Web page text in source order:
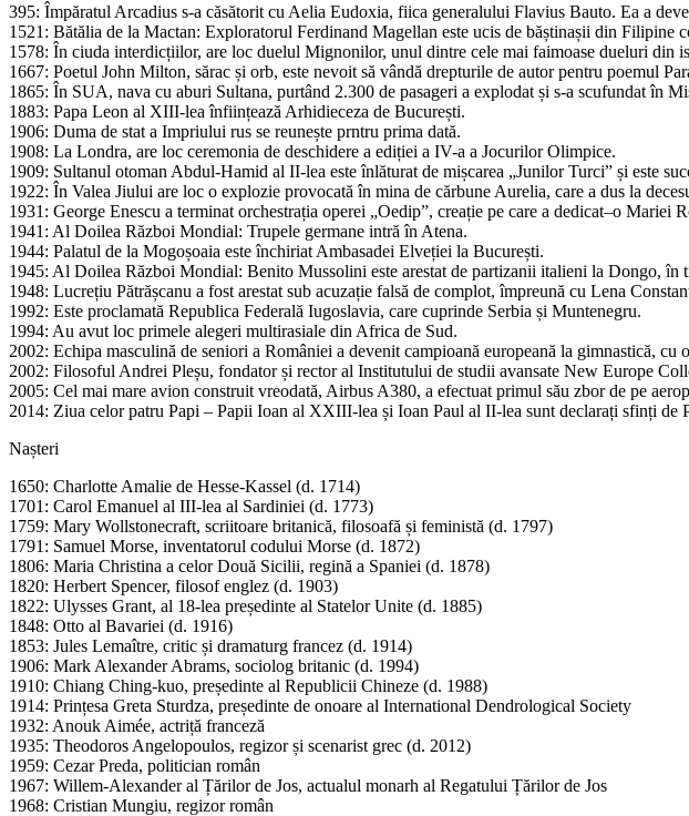
395: Împăratul Arcadius s-a căsătorit cu Aelia Eudoxia, fiica generalului Flavius Bauto. Ea a
1521: Bătălia de la Mactan: Exploratorul Ferdinand Magellan este ucis de băștinașii din Filipine
1578: În ciuda interdicțiilor, are loc duelul Mignonilor, unul dintre cele mai faimoase dueluri
1667: Poetul John Milton, sărac și orb, este nevoit să vândă drepturile de autor pentru poemul
1865: În SUA, nava cu aburi Sultana, purtând 2.300 de pasageri a explodat și s-a scufundat în
1883: Papa Leon al XIII-lea înființează Arhidieceza de București.
1906: Duma de stat a Impriului rus se reunește prntru prima dată.
1908: La Londra, are loc ceremonia de deschidere a ediției a IV-a a Jocurilor Olimpice.
1909: Sultanul otoman Abdul-Hamid al II-lea este înlăturat de mișcarea „Junilor Turci” și este
1922: În Valea Jiului are loc o explozie provocată în mina de cărbune Aurelia, care a dus la
1931: George Enescu a terminat orchestrația operei „Oedip”, creație pe care a dedicat–o Mariei
1941: Al Doilea Război Mondial: Trupele germane intră în Atena.
1944: Palatul de la Mogoșoaia este închiriat Ambasadei Elveției la București.
1945: Al Doilea Război Mondial: Benito Mussolini este arestat de partizanii italieni la Dongo, în
1948: Lucrețiu Pătrășcanu a fost arestat sub acuzație falsă de complot, împreună cu Lena
1992: Este proclamată Republica Federală Iugoslavia, care cuprinde Serbia și Muntenegru.
1994: Au avut loc primele alegeri multirasiale din Africa de Sud.
2002: Echipa masculină de seniori a României a devenit campioană europeană la gimnastică,
2002: Filosoful Andrei Pleșu, fondator și rector al Institutului de studii avansate New Europe
2005: Cel mai mare avion construit vreodată, Airbus A380, a efectuat primul său zbor de pe
2014: Ziua celor patru Papi – Papii Ioan al XXIII-lea și Ioan Paul al II-lea sunt declarați sfinți
Nașteri
1650: Charlotte Amalie de Hesse-Kassel (d. 1714)
1701: Carol Emanuel al III-lea al Sardiniei (d. 1773)
1759: Mary Wollstonecraft, scriitoare britanică, filosoafă și feministă (d. 1797)
1791: Samuel Morse, inventatorul codului Morse (d. 1872)
1806: Maria Christina a celor Două Sicilii, regină a Spaniei (d. 1878)
1820: Herbert Spencer, filosof englez (d. 1903)
1822: Ulysses Grant, al 18-lea președinte al Statelor Unite (d. 1885)
1848: Otto al Bavariei (d. 1916)
1853: Jules Lemaître, critic și dramaturg francez (d. 1914)
1906: Mark Alexander Abrams, sociolog britanic (d. 1994)
1910: Chiang Ching-kuo, președinte al Republicii Chineze (d. 1988)
1914: Prințesa Greta Sturdza, președinte de onoare al International Dendrological Society
1932: Anouk Aimée, actriță franceză
1935: Theodoros Angelopoulos, regizor și scenarist grec (d. 2012)
1959: Cezar Preda, politician român
1967: Willem-Alexander al Țărilor de Jos, actualul monarh al Regatului Țărilor de Jos
1968: Cristian Mungiu, regizor român